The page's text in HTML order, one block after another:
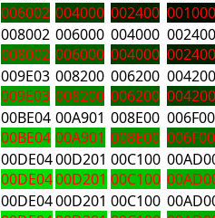
006002 004000 002400 001000
008002
008002
006000
006000
004000
004000
002400
002400
009E03
009E03
008200
008200
006200
006200
004200
004200
00BE04
00BE04
00A901
00A901
008E00
008E00
006F00
006F00
00DE04
00DE04
00D201
00D201
00C100
00C100
00DE0400D201 00C100